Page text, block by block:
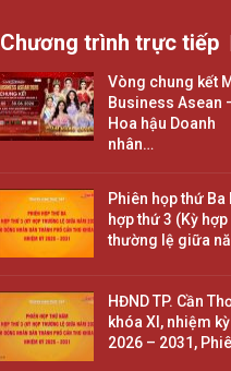
Chương trình trực tiếp
Vòng chung kết
Business Asean
Hoa hậu Doanh
nhân…
Phiên họp thứ Ba
hợp thứ 3 (Kỳ hợp
thường lệ giữa
HĐND TP. Cần
khóa XI, nhiệm kỳ
2026 – 2031,